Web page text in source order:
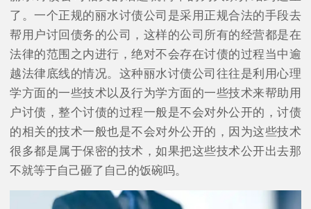
了。一个正规的丽水讨债公司是采用正规合法的手段去
帮用户讨回债务的公司，这样的公司所有的经营都是在
法律的范围之内进行，绝对不会存在讨债的过程当中逾
越法律底线的情况。这种丽水讨债公司往往是利用心理
学方面的一些技术以及行为学方面的一些技术来帮助用
户讨债，整个讨债的过程一般是不会对外公开的，讨债
的相关的技术一般也是不会对外公开的，因为这些技术
很多都是属于保密的技术，如果把这些技术公开出去那
不就等于自己砸了自己的饭碗吗。